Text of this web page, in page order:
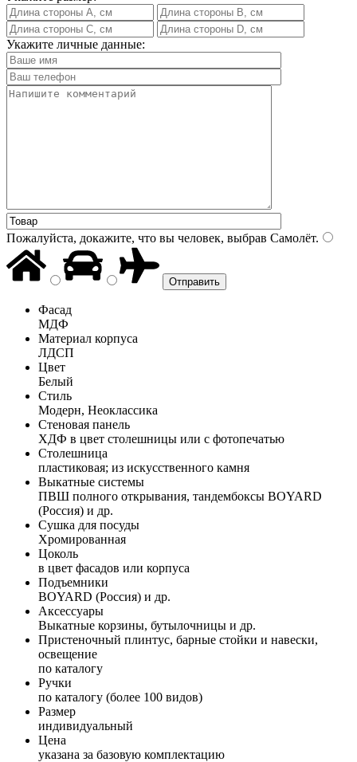
Укажите личные данные:
Пожалуйста, докажите, что вы человек, выбрав Самолёт.
Фасад
МДФ
Материал корпуса
ЛДСП
Цвет
Белый
Стиль
Модерн, Неоклассика
Стеновая панель
ХДФ в цвет столешницы или с фотопечатью
Столешница
пластиковая; из искусственного камня
Выкатные системы
ПВШ полного открывания, тандембоксы BOYARD
(Россия) и др.
Сушка для посуды
Хромированная
Цоколь
в цвет фасадов или корпуса
Подъемники
BOYARD (Россия) и др.
Аксессуары
Выкатные корзины, бутылочницы и др.
Пристеночный плинтус, барные стойки и навески,
освещение
по каталогу
Ручки
по каталогу (более 100 видов)
Размер
индивидуальный
Цена
указана за базовую комплектацию